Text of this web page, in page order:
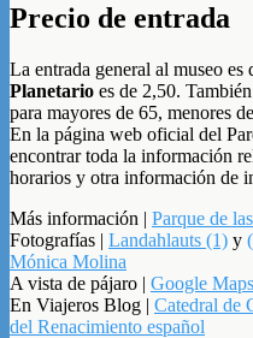
Precio de entrada
La entrada general al museo es
Planetario es de 2,50.
para mayores de 65, menores
En la página web oficial del
encontrar toda la información
horarios y otra información de
Más información | Parque de
Fotografías | Landahlauts (1) y
Mónica Molina
A vista de pájaro | Google Maps
En Viajeros Blog | Catedral de
del Renacimiento español